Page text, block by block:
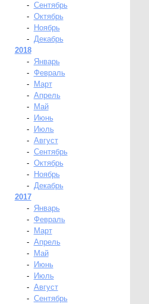
- Сентябрь
- Октябрь
-
Ноябрь
- Декабрь
2018
-
Январь
- Февраль
-
Март
- Апрель
-
Май
-
Июнь
-
Июль
- Август
- Сентябрь
- Октябрь
-
Ноябрь
- Декабрь
2017
-
Январь
- Февраль
-
Март
- Апрель
-
Май
-
Июнь
-
Июль
- Август
- Сентябрь